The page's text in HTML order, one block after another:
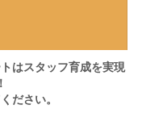
はスタッフ育成を実現
ださい。